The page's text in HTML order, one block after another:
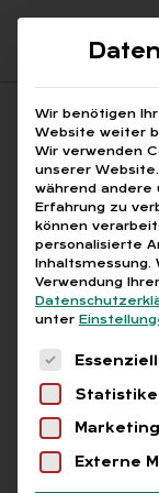
Suchfeld
Breadcrumb-
STARTSEITE
Alle
gelt
Wir benötigen
Website weiter
Wir verwenden
unserer
während andere
Erfahrung zu
können
personalisierte
Inhaltsmessung.
Verwendung
unter
Es folgtEssenziell
Marketing
Externe